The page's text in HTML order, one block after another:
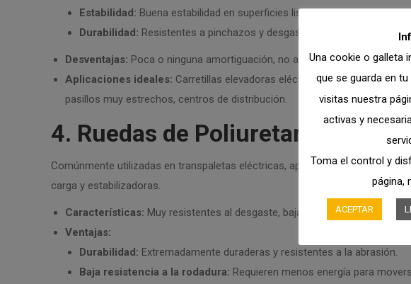
Estabilidad: Buena estabilidad en superficies lisas.
Durabilidad: Resistentes a pinchazos y desgaste en interiores.
Desventajas: Poca o ninguna amortiguación, no aptas para exteriores o
Aplicaciones ideales: Carretillas elevadoras eléctricas y de combustión
pasillos muy estrechos, centros de distribución.
4. Ruedas de Poliuretano
Comúnmente utilizadas en transpaletas eléctricas, apiladores y algunas
carga y estabilizadoras.
Características: Muy resistentes al desgaste, baja resistencia a la
Ventajas:
Durabilidad: Extremadamente duraderas y resistentes a la abrasión.
Baja resistencia a la rodadura: Requieren menos energía para
Una cookie o galleta
que se guarda en
visitas nuestra
activas y
Toma el control y
página,
ACEPTAR